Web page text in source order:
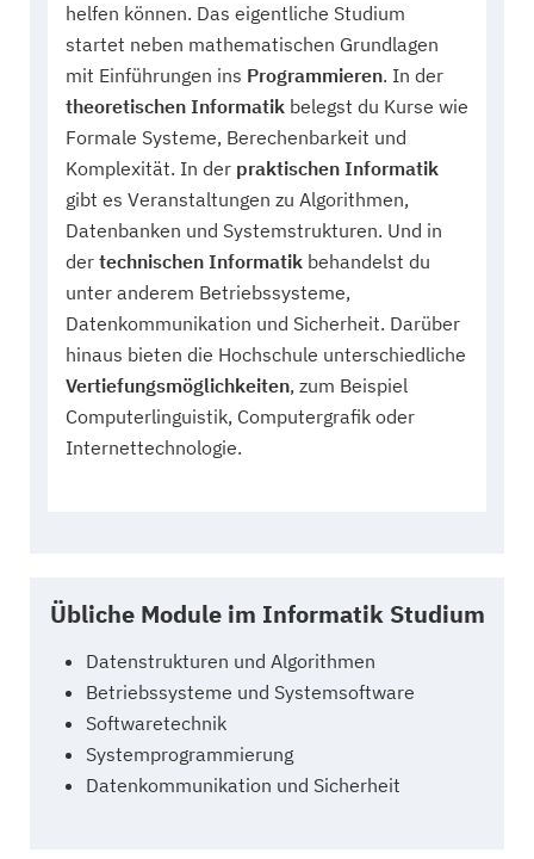
helfen können. Das eigentliche Studium
startet neben mathematischen Grundlagen
mit Einführungen ins Programmieren. In der
theoretischen Informatik belegst du Kurse wie
Formale Systeme, Berechenbarkeit und
Komplexität. In der praktischen Informatik
gibt es Veranstaltungen zu Algorithmen,
Datenbanken und Systemstrukturen. Und in
der technischen Informatik behandelst du
unter anderem Betriebssysteme,
Datenkommunikation und Sicherheit. Darüber
hinaus bieten die Hochschule unterschiedliche
Vertiefungsmöglichkeiten, zum Beispiel
Computerlinguistik, Computergrafik oder
Internettechnologie.
Übliche Module im Informatik Studium
Datenstrukturen und Algorithmen
Betriebssysteme und Systemsoftware
Softwaretechnik
Systemprogrammierung
Datenkommunikation und Sicherheit